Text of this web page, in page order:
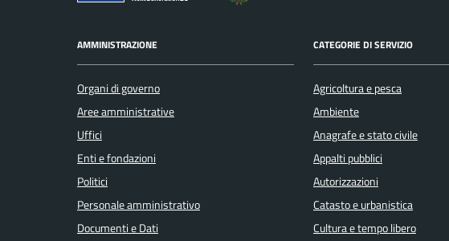
AMMINISTRAZIONE
Organi di governo
Aree amministrative
Uffici
Enti e fondazioni
Politici
Personale amministrativo
Documenti e Dati
CATEGORIE DI SERVIZIO
Agricoltura e pesca
Ambiente
Anagrafe e stato civile
Appalti pubblici
Autorizzazioni
Catasto e urbanistica
Cultura e tempo libero